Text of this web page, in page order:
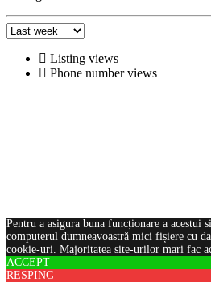
Listing views
Phone number views
Pentru a asigura buna funcționare a acestui
computerul dumneavoastră mici fișiere cu
cookie-uri. Majoritatea site-urilor mari fac
ACCEPT
RESPING